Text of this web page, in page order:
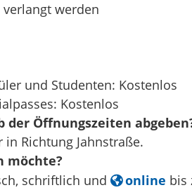
werden
und Studenten: Kostenlos
Kostenlos
Öffnungszeiten
in Richtung Jahnstraße.
möchte?
schriftlich und
online bis